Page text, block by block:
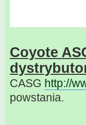
Coyote
CASG http://
powstania.